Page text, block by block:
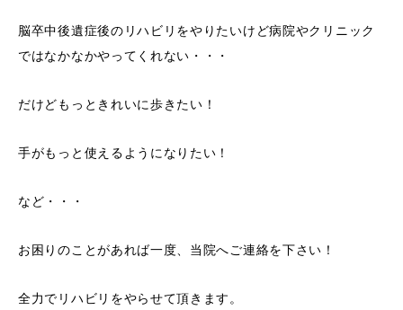
脳卒中後遺症後のリハビリをやりたいけど病院やクリニック
ではなかなかやってくれない・・・
だけどもっときれいに歩きたい！
手がもっと使えるようになりたい！
など・・・
お困りのことがあれば一度、当院へご連絡を下さい！
全力でリハビリをやらせて頂きます。